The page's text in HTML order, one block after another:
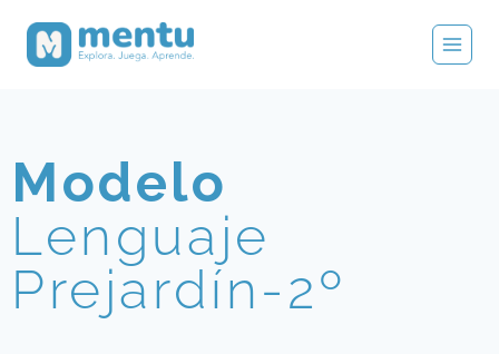
Modelo
Lenguaje
Prejardín-2º